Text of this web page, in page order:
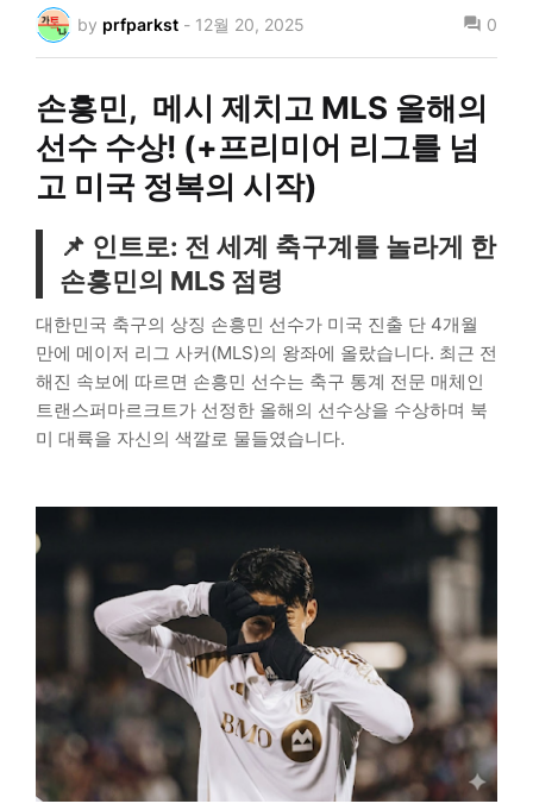
by prfparkst - 12월 20, 2025 0
손흥민, 메시 제치고 MLS 올해의
선수 수상! (+프리미어 리그를 넘
고 미국 정복의 시작)
📌 인트로: 전 세계 축구계를 놀라게 한
손흥민의 MLS 점령
대한민국 축구의 상징 손흥민 선수가 미국 진출 단 4개월
만에 메이저 리그 사커(MLS)의 왕좌에 올랐습니다. 최근 전
해진 속보에 따르면 손흥민 선수는 축구 통계 전문 매체인
트랜스퍼마르크트가 선정한 올해의 선수상을 수상하며 북
미 대륙을 자신의 색깔로 물들였습니다.